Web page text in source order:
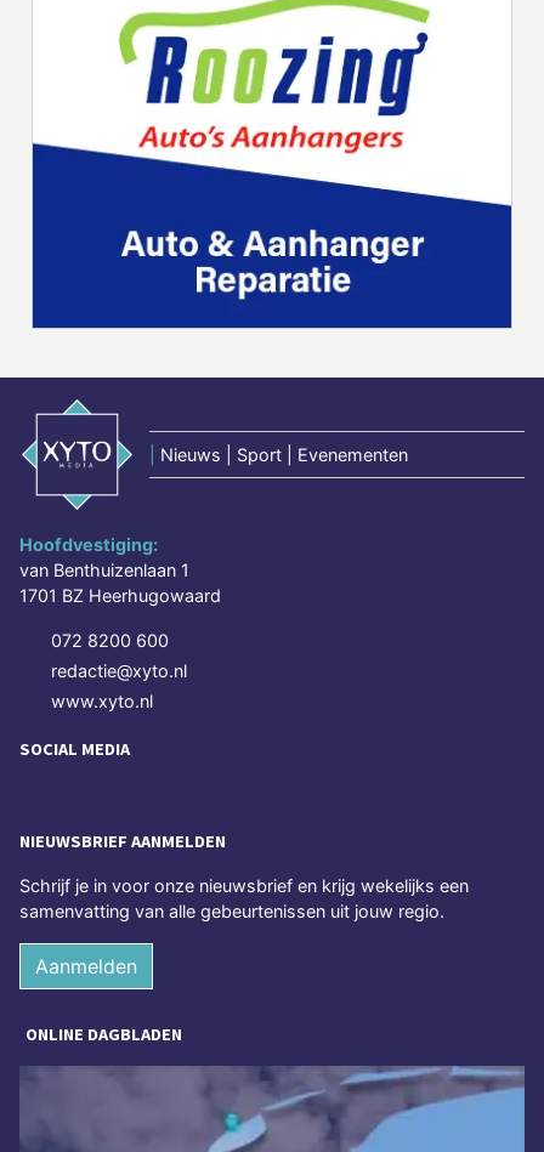
Nieuws | Sport | Evenementen
Hoofdvestiging:
van Benthuizenlaan 1
1701 BZ Heerhugowaard
072 8200 600
redactie@xyto.nl
www.xyto.nl
SOCIAL MEDIA
NIEUWSBRIEF AANMELDEN
Schrijf je in voor onze nieuwsbrief en krijg wekelijks een
samenvatting van alle gebeurtenissen uit jouw regio.
Aanmelden
ONLINE DAGBLADEN